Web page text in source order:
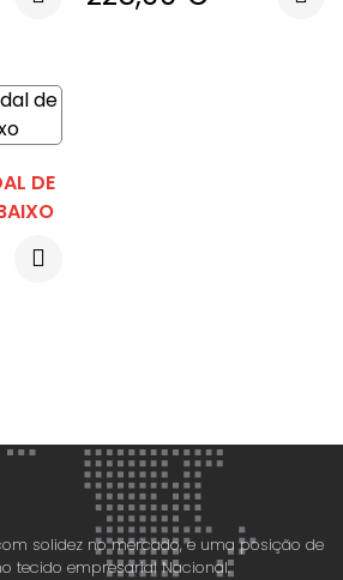
DE
solidez no mercado, e uma posição de
tecido empresarial Nacional.